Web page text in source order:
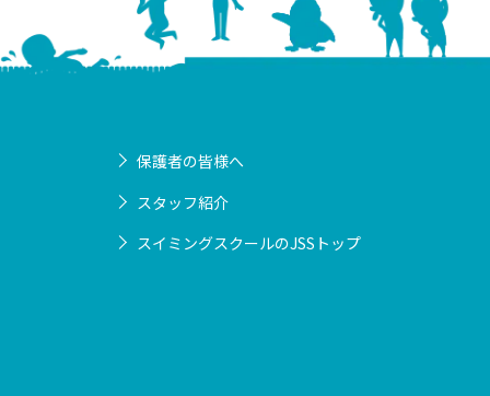
保護者の皆様へ
スタッフ紹介
スイミングスクールのJSSトップ